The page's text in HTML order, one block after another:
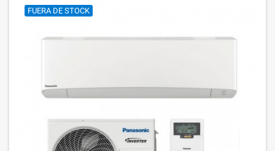
FUERA DE STOCK